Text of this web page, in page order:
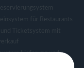
für Restaurants
und Ticketsystem mit
Lieferung und